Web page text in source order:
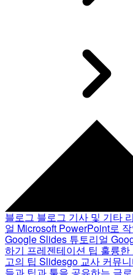
블로그 블로그 기사 및 기타
얼 Microsoft PowerPoint로
Google Slides 튜토리얼
하기 프레젠테이션 팁 훌륭한
고의 팁 Slidesgo 교사 커뮤